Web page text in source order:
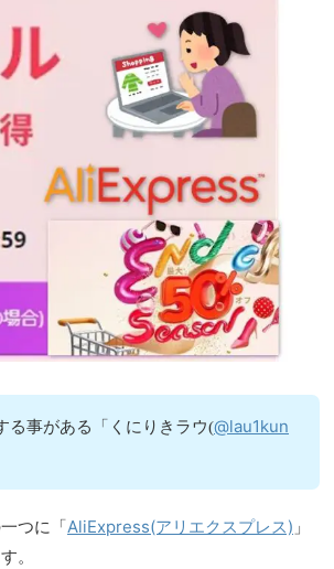
る事がある「くにりきラウ(@lau1kun
つに「 AliExpress(アリエクスプレス) 」
。